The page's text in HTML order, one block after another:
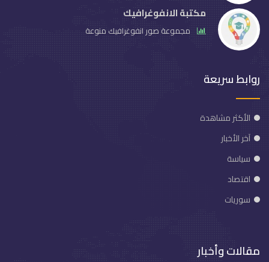
مكتبة الانفوغرافيك
مجموعة صور انفوغرافيك منوعة
روابط سريعة
الأكثر مشاهدة
آخر الأخبار
سياسة
اقتصاد
سوريات
مقالات وأخبار